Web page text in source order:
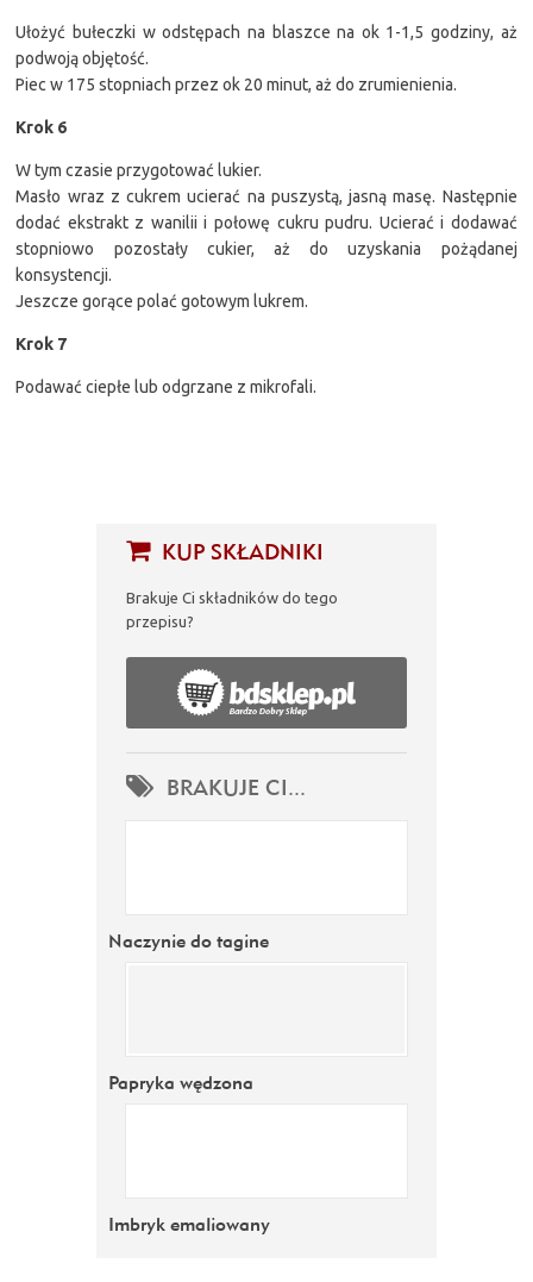
KUP SKŁADNIKI
Brakuje Ci składników do tego
przepisu?
BRAKUJE CI...
Naczynie do tagine
Papryka wędzona
Imbryk emaliowany
Ułożyć bułeczki w odstępach na blaszce na ok 1-1,5 godziny, aż
podwoją objętość.
Piec w 175 stopniach przez ok 20 minut, aż do zrumienienia.
Krok 6
W tym czasie przygotować lukier.
Masło wraz z cukrem ucierać na puszystą, jasną masę. Następnie
dodać ekstrakt z wanilii i połowę cukru pudru. Ucierać i dodawać
stopniowo pozostały cukier, aż do uzyskania pożądanej
konsystencji.
Jeszcze gorące polać gotowym lukrem.
Krok 7
Podawać ciepłe lub odgrzane z mikrofali.